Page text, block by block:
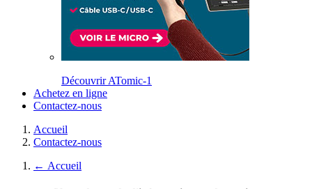
Découvrir ATomic-1
Achetez en ligne
Contactez-nous
Accueil
Contactez-nous
← Accueil